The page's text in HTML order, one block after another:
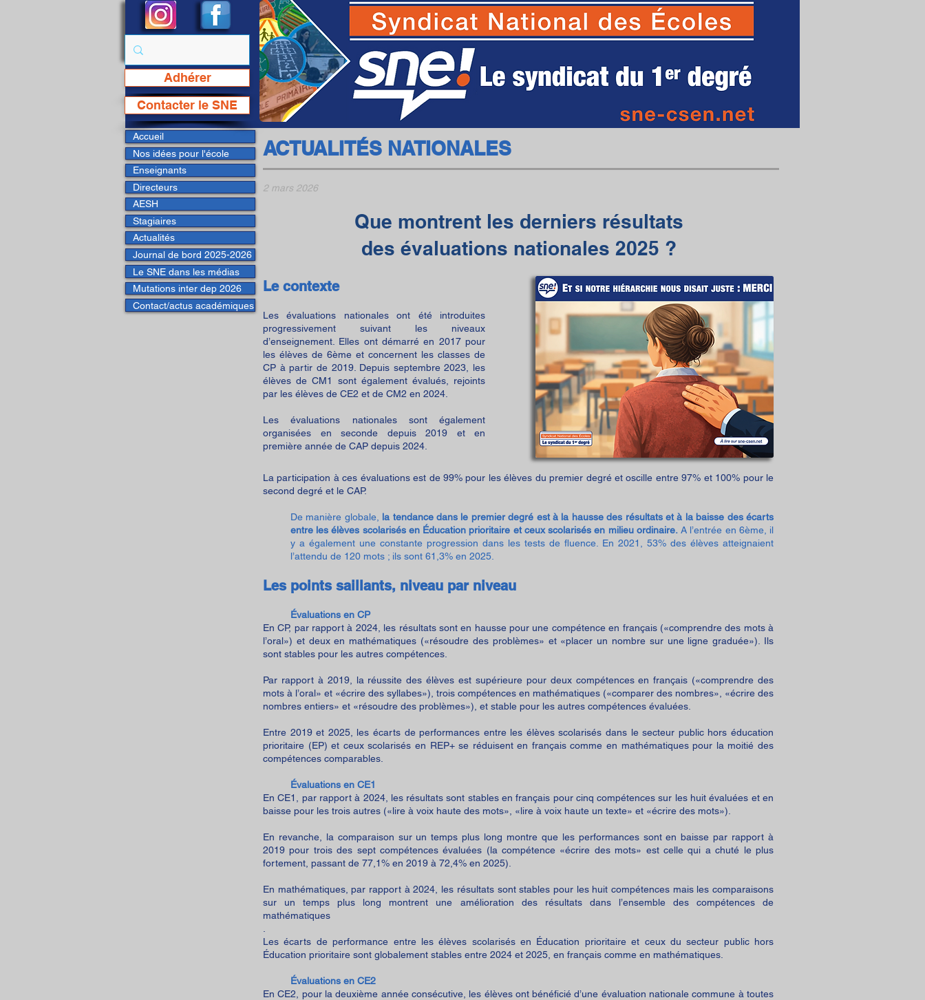
Adhérer
Contacter le SNE
ACTUALITÉS NATIONALES
2 mars 2026
Que montrent les derniers résultats
des évaluations nationales 2025 ?
Le contexte
Les évaluations nationales ont été introduites
progressivement suivant les niveaux
d’enseignement. Elles ont démarré en 2017 pour
les élèves de 6ème et concernent les classes de
CP à partir de 2019. Depuis septembre 2023, les
élèves de CM1 sont également évalués, rejoints
par les élèves de CE2 et de CM2 en 2024.
Les évaluations nationales sont également
organisées en seconde depuis 2019 et en
première année de CAP depuis 2024.
​La participation à ces évaluations est de 99% pour les élèves du premier degré et oscille entre 97% et 100% pour le
second degré et le CAP.
De manière globale, la tendance dans le premier degré est à la hausse des résultats et à la baisse des écarts
entre les élèves scolarisés en Éducation prioritaire et ceux scolarisés en milieu ordinaire. A l’entrée en 6ème, il
y a également une constante progression dans les tests de fluence. En 2021, 53% des élèves atteignaient
l’attendu de 120 mots ; ils sont 61,3% en 2025.
Les points saillants, niveau par niveau
Évaluations en CP
En CP, par rapport à 2024, les résultats sont en hausse pour une compétence en français («comprendre des mots à
l’oral») et deux en mathématiques («résoudre des problèmes» et «placer un nombre sur une ligne graduée»). Ils
sont stables pour les autres compétences.
Par rapport à 2019, la réussite des élèves est supérieure pour deux compétences en français («comprendre des
mots à l’oral» et «écrire des syllabes»), trois compétences en mathématiques («comparer des nombres», «écrire des
nombres entiers» et «résoudre des problèmes»), et stable pour les autres compétences évaluées.
Entre 2019 et 2025, les écarts de performances entre les élèves scolarisés dans le secteur public hors éducation
prioritaire (EP) et ceux scolarisés en REP+ se réduisent en français comme en mathématiques pour la moitié des
compétences comparables.
Évaluations en CE1
En CE1, par rapport à 2024, les résultats sont stables en français pour cinq compétences sur les huit évaluées et en
baisse pour les trois autres («lire à voix haute des mots», «lire à voix haute un texte» et «écrire des mots»).
En revanche, la comparaison sur un temps plus long montre que les performances sont en baisse par rapport à
2019 pour trois des sept compétences évaluées (la compétence «écrire des mots» est celle qui a chuté le plus
fortement, passant de 77,1% en 2019 à 72,4% en 2025).
En mathématiques, par rapport à 2024, les résultats sont stables pour les huit compétences mais les comparaisons
sur un temps plus long montrent une amélioration des résultats dans l’ensemble des compétences de
mathématiques
Les écarts de performance entre les élèves scolarisés en Éducation prioritaire et ceux du secteur public hors
Éducation prioritaire sont globalement stables entre 2024 et 2025, en français comme en mathématiques.
Évaluations en CE2
En CE2, pour la deuxième année consécutive, les élèves ont bénéficié d’une évaluation nationale commune à toutes
SNE - Syndicat National des Ecoles
Page Facebook du SNE
Accueil
Nos idées pour l'école
Enseignants
Directeurs
AESH
Stagiaires
Actualités
Journal de bord 2025-2026
Le SNE dans les médias
Mutations inter dep 2026
Contact/actus académiques